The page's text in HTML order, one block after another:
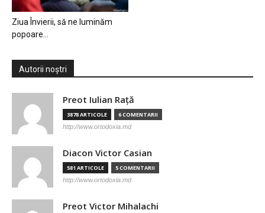
Ziua Învierii, să ne luminăm
popoare…
Autorii noștri
Preot Iulian Raţă
3878 ARTICOLE 6 COMENTARII
http://www.ortodoxia.md
Diacon Victor Casian
581 ARTICOLE 5 COMENTARII
http://www.ortodoxia.md
Preot Victor Mihalachi